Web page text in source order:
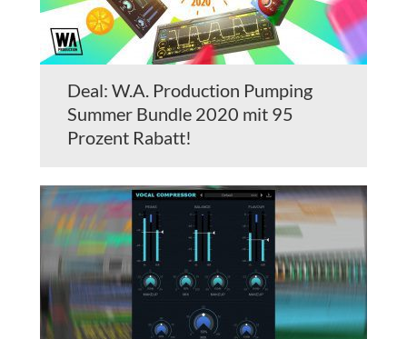
Deal: W.A. Production Pumping
Summer Bundle 2020 mit 95
Prozent Rabatt!